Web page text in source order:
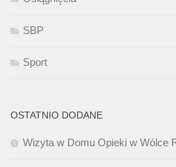
SBP
Sport
OSTATNIO DODANE
Wizyta w Domu Opieki w Wólce